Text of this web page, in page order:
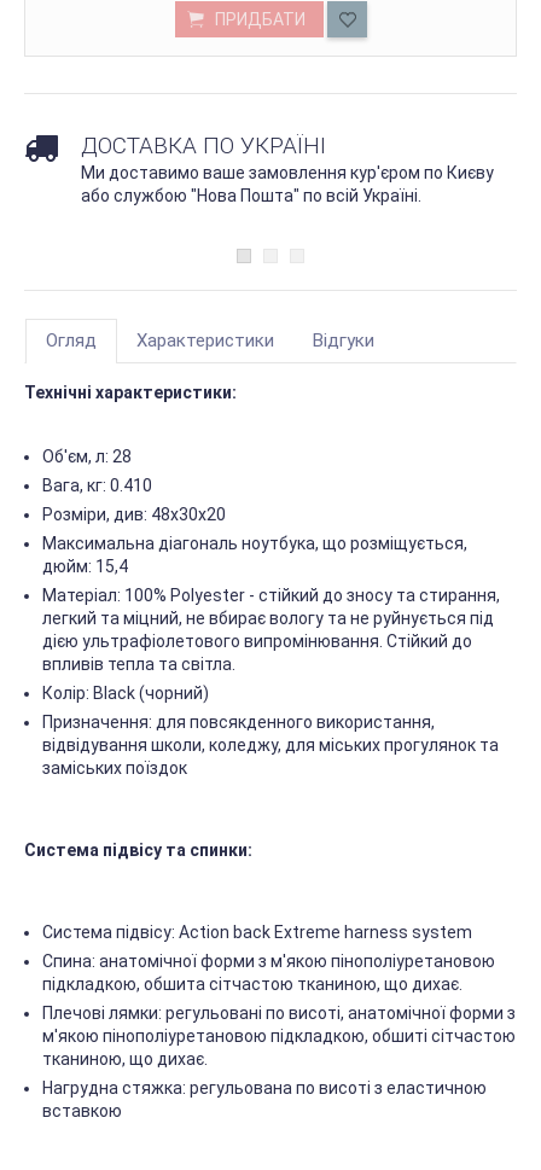
ПРИДБАТИ
ДОСТАВКА ПО УКРАЇНІ
Ми доставимо ваше замовлення кур'єром по Києву
або службою "Нова Пошта" по всій Україні.
Огляд Характеристики Відгуки
Технічні характеристики:
Об'єм, л: 28
Вага, кг: 0.410
Розміри, див: 48х30х20
Максимальна діагональ ноутбука, що розміщується,
дюйм: 15,4
Матеріал: 100% Polyester - стійкий до зносу та стирання,
легкий та міцний, не вбирає вологу та не руйнується під
дією ультрафіолетового випромінювання. Стійкий до
впливів тепла та світла.
Колір: Black (чорний)
Призначення: для повсякденного використання,
відвідування школи, коледжу, для міських прогулянок та
заміських поїздок
Система підвісу та спинки:
Система підвісу: Action back Extreme harness system
Спина: анатомічної форми з м'якою пінополіуретановою
підкладкою, обшита сітчастою тканиною, що дихає.
Плечові лямки: регульовані по висоті, анатомічної форми з
м'якою пінополіуретановою підкладкою, обшиті сітчастою
тканиною, що дихає.
Нагрудна стяжка: регульована по висоті з еластичною
вставкою